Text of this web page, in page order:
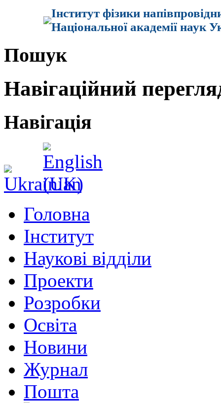
Інститут фізики
Національної академії наук
Пошук
Навігаційний
Навігація
Головна
Інститут
Наукові відділи
Проекти
Розробки
Освіта
Новини
Журнал
Пошта